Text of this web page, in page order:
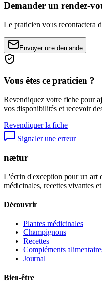
Demander un rendez-
Le praticien vous recontactera
Envoyer une demande
Vous êtes ce praticien ?
Revendiquez votre fiche pour
vos disponibilités et recevoir
Revendiquer la fiche
Signaler une erreur
nætur
L'écrin d'exception pour un art
médicinales, recettes vivantes
Découvrir
Plantes médicinales
Champignons
Recettes
Compléments
Journal
Bien-être